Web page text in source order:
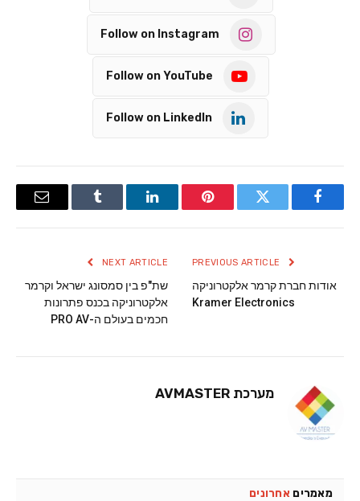
Follow on Instagram
Follow on YouTube
Follow on LinkedIn
Facebook
Twitter
Pinterest
LinkedIn
Tumblr
Email
אודות חברת קרמר אלקטרוניקה
Kramer Electronics
NEXT ARTICLE
שת"פ בין סמסונג ישראל וקרמר
אלקטרוניקה בכנס פתרונות
חכמים בעולם ה-PRO AV
מערכת AVMASTER
מאמרים אחרונים